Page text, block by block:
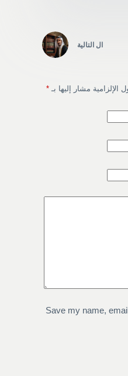
ال التالية
الإلزامية مشار إليها بـ *
Save my name,